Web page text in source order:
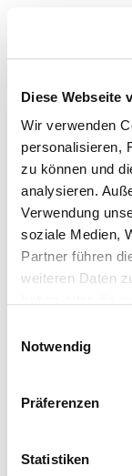
Diese Webseite
Wir verwenden
personalisieren,
zu können und
analysieren.
Verwendung
soziale Medien,
Partner führen
weiteren Daten
Notwendig
Präferenzen
Statistiken